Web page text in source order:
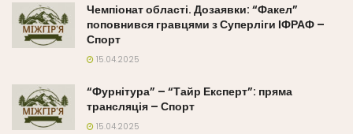
Чемпіонат області. Дозаявки: “Факел”
поповнився гравцями з Суперліги ІФРАФ –
Спорт
15.04.2025
“Фурнітура” – “Тайр Експерт”: пряма
трансляція – Спорт
15.04.2025